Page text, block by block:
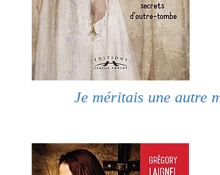
Je méritais une autre